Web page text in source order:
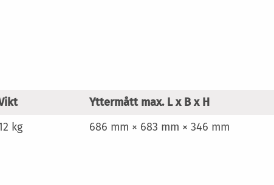
Yttermått max. L x B x H
kg 686 mm × 683 mm × 346 mm